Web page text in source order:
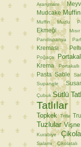
Aranjmanı
Mudcake Muffin
Muffin
Muzlu
Ekmeği
Pandispanya
Kreması
Poğaça
Portakal
Krema
Pasta Sable
Supangle
Çubuk Sütlü
Tatlılar
Topkek Trifle
Tuzlular Vişne
Kurabiye
Salamı